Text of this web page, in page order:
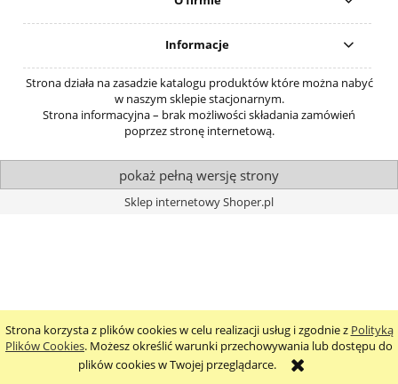
Strona korzysta z plików cookies w celu realizacji usług i zgodnie z Polityką
Plików Cookies. Możesz określić warunki przechowywania lub dostępu do
plików cookies w Twojej przeglądarce.
Informacje
Strona działa na zasadzie katalogu produktów które można nabyć
w naszym sklepie stacjonarnym.
Strona informacyjna – brak możliwości składania zamówień
poprzez stronę internetową.
pokaż pełną wersję strony
Sklep internetowy Shoper.pl